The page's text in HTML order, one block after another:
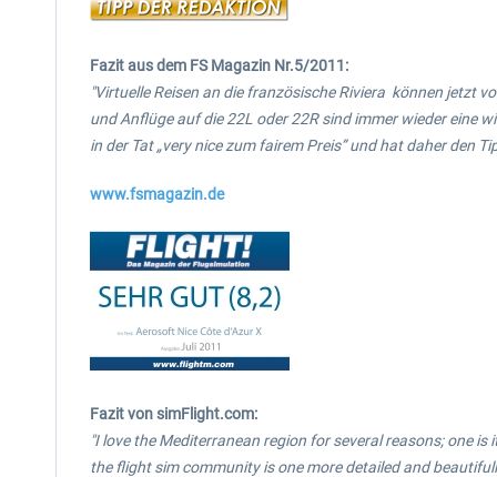
Fazit aus dem FS Magazin Nr.5/2011:
"Virtuelle Reisen an die französische Riviera können jetzt
und Anflüge auf die 22L oder 22R sind immer wieder eine
in der Tat „very nice zum fairem Preis” und hat daher den
www.fsmagazin.de
Fazit von simFlight.com:
"I love the Mediterranean region for several reasons; one
the flight sim community is one more detailed and